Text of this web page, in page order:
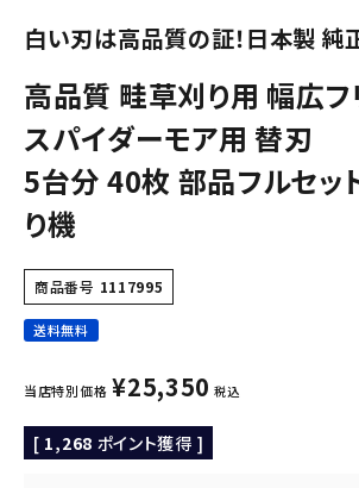
白い刃は高品質の証！日本製 純
高品質 畦草刈り用 幅広
スパイダーモア用 替刃
5台分 40枚 部品フルセッ
り機
商品番号 1117995
送料無料
当店特別価格 ¥25,350 税込
[ 1,268 ポイント獲得 ]